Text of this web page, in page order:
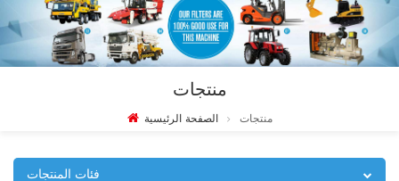
منتجات
الصفحة الرئيسية منتجات
فئات المنتجات